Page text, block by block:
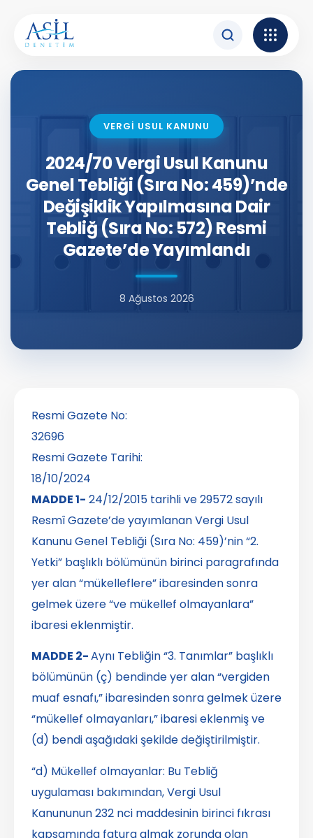
VERGİ USUL KANUNU
2024/70 Vergi Usul Kanunu
Genel Tebliği (Sıra No: 459)’nde
Değişiklik Yapılmasına Dair
Tebliğ (Sıra No: 572) Resmi
Gazete’de Yayımlandı
8 Ağustos 2026
Resmi Gazete No:
32696
Resmi Gazete Tarihi:
18/10/2024
MADDE 1- 24/12/2015 tarihli ve 29572 sayılı
Resmî Gazete’de yayımlanan Vergi Usul
Kanunu Genel Tebliği (Sıra No: 459)’nin “2.
Yetki” başlıklı bölümünün birinci paragrafında
yer alan “mükelleflere” ibaresinden sonra
gelmek üzere “ve mükellef olmayanlara”
ibaresi eklenmiştir.
MADDE 2-Aynı Tebliğin “3. Tanımlar” başlıklı
bölümünün (ç) bendinde yer alan “vergiden
muaf esnafı,” ibaresinden sonra gelmek üzere
“mükellef olmayanları,” ibaresi eklenmiş ve
(d) bendi aşağıdaki şekilde değiştirilmiştir.
“d) Mükellef olmayanlar: Bu Tebliğ
uygulaması bakımından, Vergi Usul
Kanununun 232 nci maddesinin birinci fıkrası
kapsamında fatura almak zorunda olan